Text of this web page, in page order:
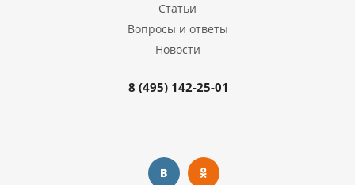
Статьи
Вопросы и ответы
Новости
8 (495) 142-25-01